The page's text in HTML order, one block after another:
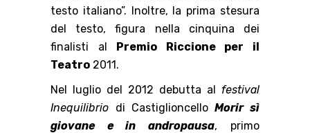
testo italiano”. Inoltre, la prima stesura
del testo, figura nella cinquina dei
finalisti al Premio Riccione per il
Teatro 2011.
Nel luglio del 2012 debutta al festival
Inequilibrio di CastiglioncelloMorir sì
giovane e in andropausa, primo